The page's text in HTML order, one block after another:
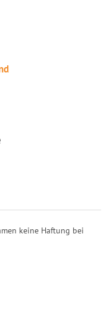
keine Haftung bei